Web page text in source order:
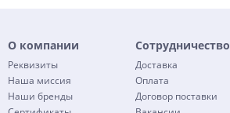
О компании
Реквизиты
Наша миссия
Наши бренды
Сотрудничество
Доставка
Оплата
Договор поставки